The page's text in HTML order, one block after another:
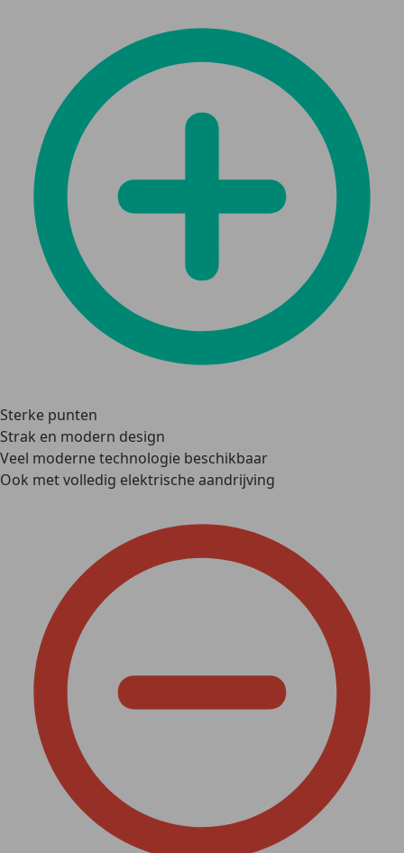
Sterke punten
Strak en modern design
Veel moderne technologie beschikbaar
Ook met volledig elektrische aandrijving